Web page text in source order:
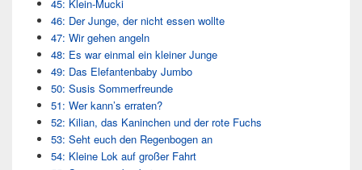
45: Klein-Mucki
46: Der Junge, der nicht essen wollte
47: Wir gehen angeln
48: Es war einmal ein kleiner Junge
49: Das Elefantenbaby Jumbo
50: Susis Sommerfreunde
51: Wer kann’s erraten?
52: Kilian, das Kaninchen und der rote Fuchs
53: Seht euch den Regenbogen an
54: Kleine Lok auf großer Fahrt